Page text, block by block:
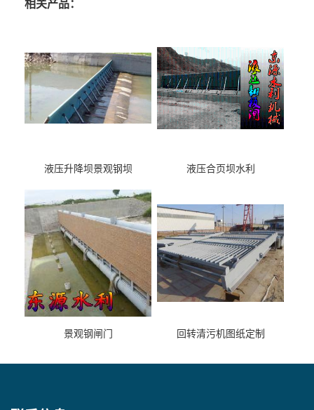
相关产品：
液压升降坝景观钢坝 液压合页坝水利
景观钢闸门 回转清污机图纸定制